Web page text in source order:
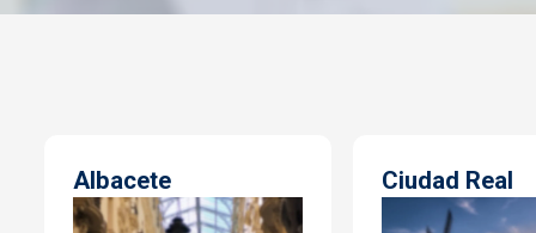
Albacete Ciudad Real